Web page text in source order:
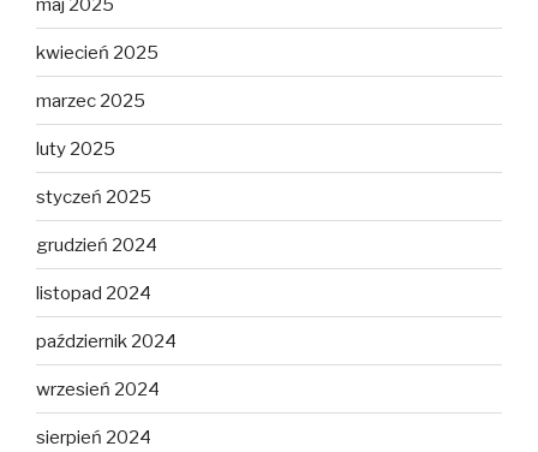
maj 2025
kwiecień 2025
marzec 2025
luty 2025
styczeń 2025
grudzień 2024
listopad 2024
październik 2024
wrzesień 2024
sierpień 2024